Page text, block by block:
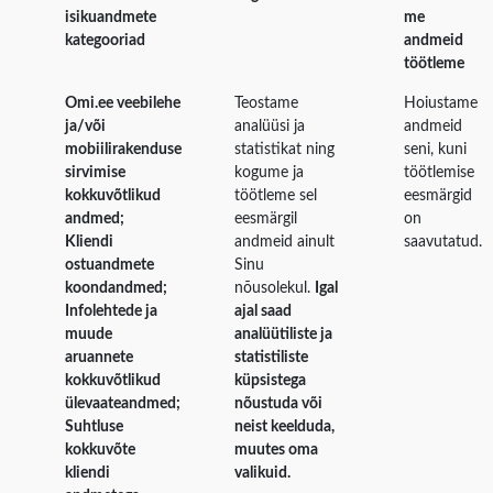
isikuandmete
kategooriad
me
andmeid
töötleme
Omi.ee veebilehe
ja/või
mobiilirakenduse
sirvimise
kokkuvõtlikud
andmed;
Kliendi
ostuandmete
koondandmed;
Infolehtede ja
muude
aruannete
kokkuvõtlikud
ülevaateandmed;
Suhtluse
kokkuvõte
kliendi
Teostame
analüüsi ja
statistikat ning
kogume ja
töötleme sel
eesmärgil
andmeid ainult
Sinu
nõusolekul. Igal
ajal saad
analüütiliste ja
statistiliste
küpsistega
nõustuda või
neist keelduda,
muutes oma
valikuid.
Hoiustame
andmeid
seni, kuni
töötlemise
eesmärgid
on
saavutatud.